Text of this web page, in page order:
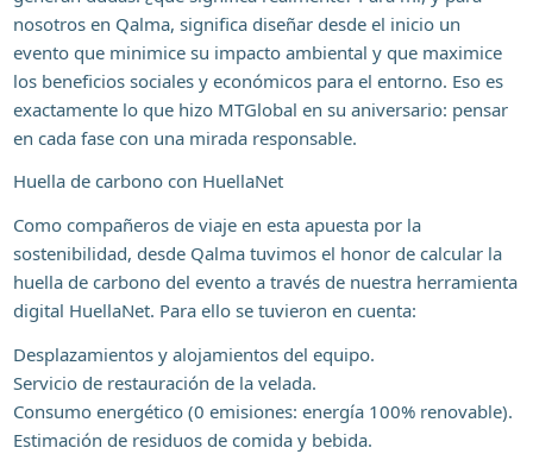
nosotros en Qalma, significa diseñar desde el inicio un
evento que minimice su impacto ambiental y que maximice
los beneficios sociales y económicos para el entorno. Eso es
exactamente lo que hizo MTGlobal en su aniversario: pensar
en cada fase con una mirada responsable.
Huella de carbono con HuellaNet
Como compañeros de viaje en esta apuesta por la
sostenibilidad, desde Qalma tuvimos el honor de calcular la
huella de carbono del evento a través de nuestra herramienta
digital HuellaNet. Para ello se tuvieron en cuenta:
Desplazamientos y alojamientos del equipo.
Servicio de restauración de la velada.
Consumo energético (0 emisiones: energía 100% renovable).
Estimación de residuos de comida y bebida.